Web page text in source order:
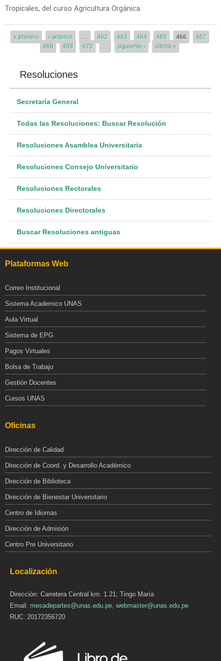
Tropicales, del curso Agricultura Orgánica.
Páginas
« primero ‹ anterior 462 463 464 465 466
467
468
469 470 siguiente › última »
Resoluciones
Secretaría General
Todas las Resoluciones: Buscar Resolución
Resoluciones Asamblea Universitaria
Resoluciones Consejo Universitario
Resoluciones Rectorales
Resoluciones Directorales
Buscar Resoluciones antiguas
Plataformas Web
Correo Institucional
Sistema Academico UNAS
Aula Virtual
Sistema de EPG
Pagos Virtuales
Bolsa de Trabajo
Gestión Docentes
Cursos UNAS
Oficinas
Dirección de Calidad
Dirección de Coord. y Desarrollo Académico
Dirección de Biblioteca
Dirección de Bienestar Universitario
Centro de Idiomas
Dirección de Admisión
Centro Pre Universitario
Localización
Dirección: Carretera Central km. 1.21; Tingo María
Email: mesadepartes@unas.edu.pe, webmaster@unas.edu.pe
RUC: 20172356720